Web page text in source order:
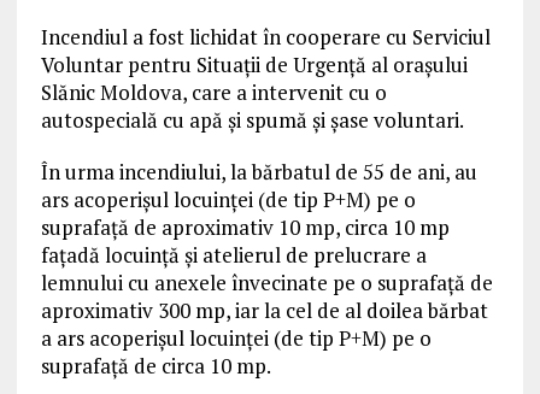
Incendiul a fost lichidat în cooperare cu Serviciul
Voluntar pentru Situații de Urgență al orașului
Slănic Moldova, care a intervenit cu o
autospecială cu apă şi spumă şi șase voluntari.
În urma incendiului, la bărbatul de 55 de ani, au
ars acoperişul locuinţei (de tip P+M) pe o
suprafaţă de aproximativ 10 mp, circa 10 mp
faţadă locuinţă şi atelierul de prelucrare a
lemnului cu anexele învecinate pe o suprafaţă de
aproximativ 300 mp, iar la cel de al doilea bărbat
a ars acoperişul locuinţei (de tip P+M) pe o
suprafaţă de circa 10 mp.